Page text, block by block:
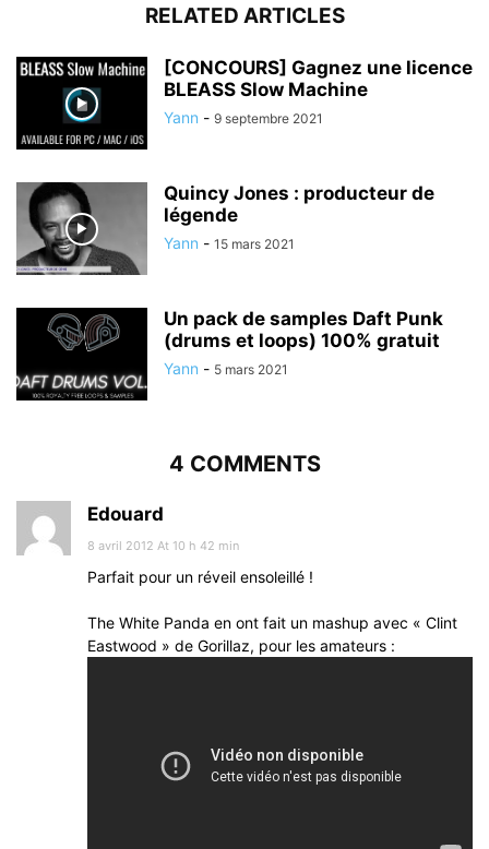
RELATED ARTICLES
[CONCOURS] Gagnez une licence
BLEASS Slow Machine
Yann - 9 septembre 2021
Quincy Jones : producteur de
légende
Yann - 15 mars 2021
Un pack de samples Daft Punk
(drums et loops) 100% gratuit
Yann - 5 mars 2021
4 COMMENTS
Edouard
8 avril 2012 At 10 h 42 min
Parfait pour un réveil ensoleillé !
The White Panda en ont fait un mashup avec « Clint
Eastwood » de Gorillaz, pour les amateurs :